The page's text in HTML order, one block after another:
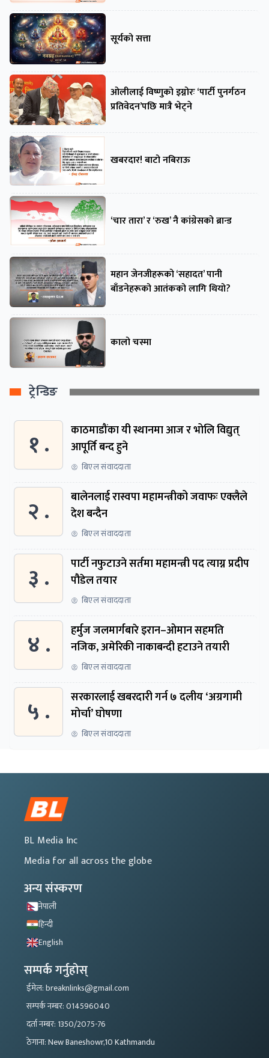
सूर्यको सत्ता
ओलीलाई विष्णुको इग्नोरः ‘पार्टी पुनर्गठन
प्रतिवेदन’पछि मात्रै भेट्ने
खबरदार! बाटो नबिराऊ
‘चार तारा’ र ‘रुख’ नै कांग्रेसको ब्रान्ड
महान जेनजीहरूको ‘सहादत’ पानी
बाँडनेहरूको आतंकको लागि थियो?
कालो चस्मा
ट्रेन्डिङ
१ .
काठमाडौंका यी स्थानमा आज र भोलि विद्युत्
आपूर्ति बन्द हुने
बिएल संवाददाता
२ .
बालेनलाई रास्वपा महामन्त्रीको जवाफः एक्लैले
देश बन्दैन
बिएल संवाददाता
३ .
पार्टी नफुटाउने सर्तमा महामन्त्री पद त्याग्न प्रदीप
पौडेल तयार
बिएल संवाददाता
४ .
हर्मुज जलमार्गबारे इरान–ओमान सहमति
नजिक, अमेरिकी नाकाबन्दी हटाउने तयारी
बिएल संवाददाता
५ .
सरकारलाई खबरदारी गर्न ७ दलीय ‘अग्रगामी
मोर्चा’ घोषणा
बिएल संवाददाता
BL Media Inc
Media for all across the globe
अन्य संस्करण
नेपाली
हिन्दी
English
सम्पर्क गर्नुहोस्
ईमेल: breaknlinks@gmail.com
सम्पर्क नम्बर: 014596040
दर्ता नम्बर: 1350/2075-76
ठेगाना: New Baneshowr,10 Kathmandu